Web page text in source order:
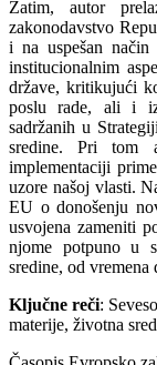
Zatim, autor
zakonodavstvo
i na uspešan
institucionalnim
države, kritikujući
poslu rade, ali i
sadržanih u
sredine. Pri tom
implementaciji
uzore našoj vlasti.
EU o donošenju
usvojena zameniti
njome potpuno u
sredine, od vremena
Ključne reči:
materije, životna